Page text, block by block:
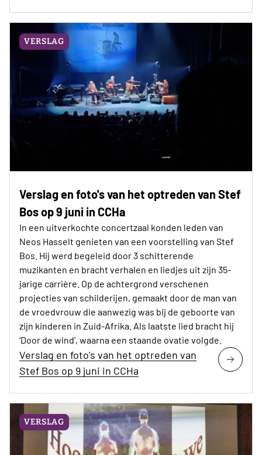
VERSLAG
Verslag en foto's van het optreden van Stef
Bos op 9 juni in CCHa
In een uitverkochte concertzaal konden leden van
Neos Hasselt genieten van een voorstelling van Stef
Bos. Hij werd begeleid door 3 schitterende
muzikanten en bracht verhalen en liedjes uit zijn 35-
jarige carrière. Op de achtergrond verschenen
projecties van schilderijen, gemaakt door de man van
de vroedvrouw die aanwezig was bij de geboorte van
zijn kinderen in Zuid-Afrika. Als laatste lied bracht hij
‘Door de wind’, waarna een staande ovatie volgde.
Verslag en foto's van het optreden van
Stef Bos op 9 juni in CCHa
VERSLAG